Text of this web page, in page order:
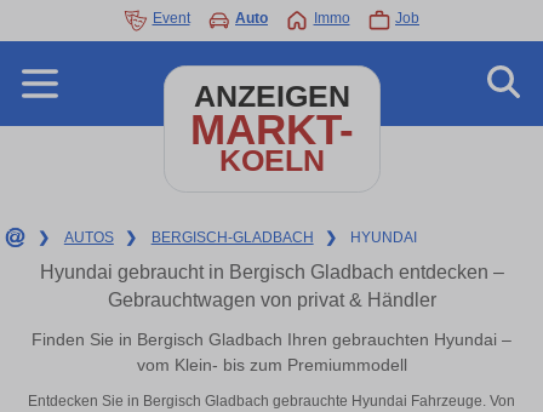
Event Auto Immo Job
ANZEIGEN
MARKT-
KOELN
❯ AUTOS ❯ BERGISCH-GLADBACH ❯ HYUNDAI
Hyundai gebraucht in Bergisch Gladbach entdecken –
Gebrauchtwagen von privat & Händler
Finden Sie in Bergisch Gladbach Ihren gebrauchten Hyundai –
vom Klein- bis zum Premiummodell
Entdecken Sie in Bergisch Gladbach gebrauchte Hyundai Fahrzeuge. Von